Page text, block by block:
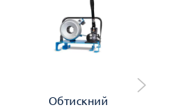
Обтискний